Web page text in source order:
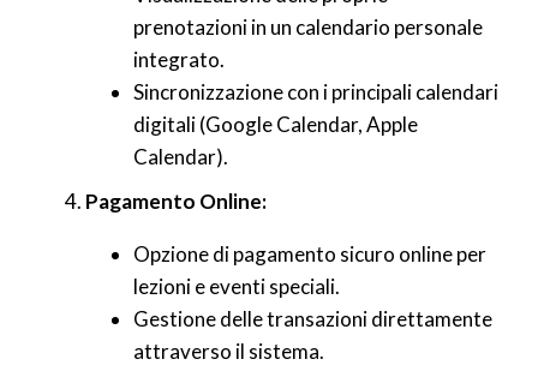
prenotazioni in un calendario personale
integrato.
Sincronizzazione con i principali calendari
digitali (Google Calendar, Apple
Calendar).
Pagamento Online:
Opzione di pagamento sicuro online per
lezioni e eventi speciali.
Gestione delle transazioni direttamente
attraverso il sistema.